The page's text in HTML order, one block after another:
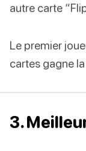
autre carte
Le premier
cartes gagne
3.